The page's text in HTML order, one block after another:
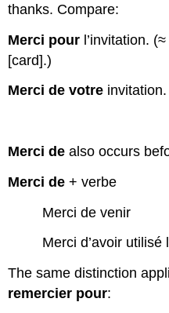
thanks. Compare:
Merci pour l’invitation.
[card].)
Merci de votre
Merci de also occurs
Merci de+ verbe
Merci de venir
Merci d’avoir
The same distinction
remercier pour: